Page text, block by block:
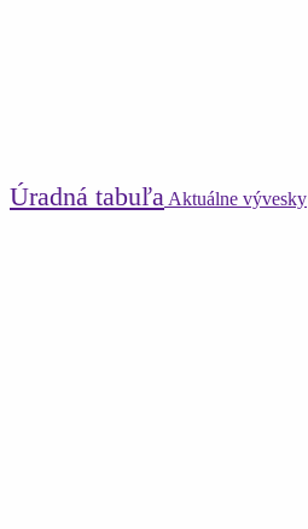
Úradná tabuľa Aktuálne vývesky